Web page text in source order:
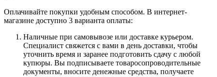
Оплачивайте покупки удобным способом. В интернет-
магазине доступно 3 варианта оплаты:
Наличные при самовывозе или доставке курьером.
Специалист свяжется с вами в день доставки, чтобы
уточнить время и заранее подготовить сдачу с любой
купюры. Вы подписываете товаросопроводительные
документы, вносите денежные средства, получаете